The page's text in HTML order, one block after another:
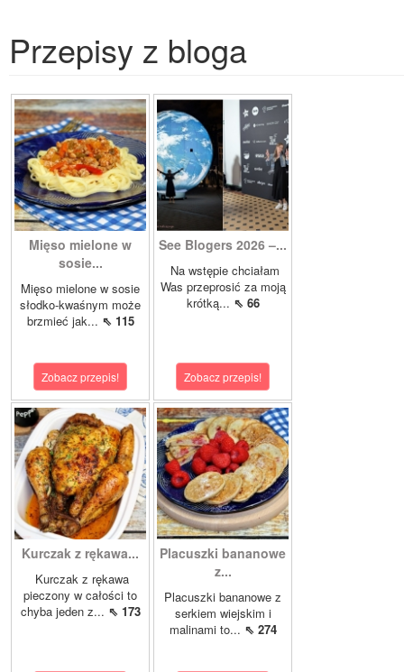
Przepisy z bloga
Mięso mielone w
sosie...
Mięso mielone w sosie
słodko-kwaśnym może
brzmieć jak... ⇖ 115
Zobacz przepis!
See Blogers 2026 –...
Na wstępie chciałam
Was przeprosić za moją
krótką... ⇖ 66
Zobacz przepis!
Kurczak z rękawa...
Kurczak z rękawa
pieczony w całości to
chyba jeden z... ⇖ 173
Placuszki bananowe
z...
Placuszki bananowe z
serkiem wiejskim i
malinami to... ⇖ 274